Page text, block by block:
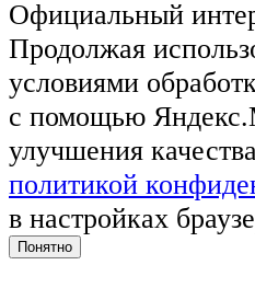
Официальный
Продолжая
условиями
с помощью
улучшения
политикой
в настройках
Понятно